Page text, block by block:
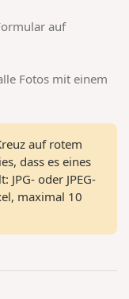
auf
Fotos mit einem
auf rotem
dass es eines
oder JPEG-
maximal 10